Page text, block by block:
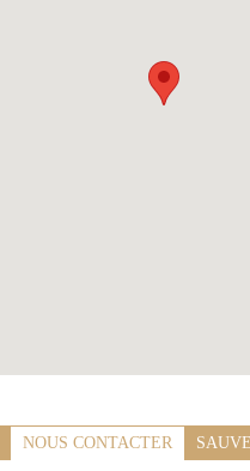
NOUS CONTACTER